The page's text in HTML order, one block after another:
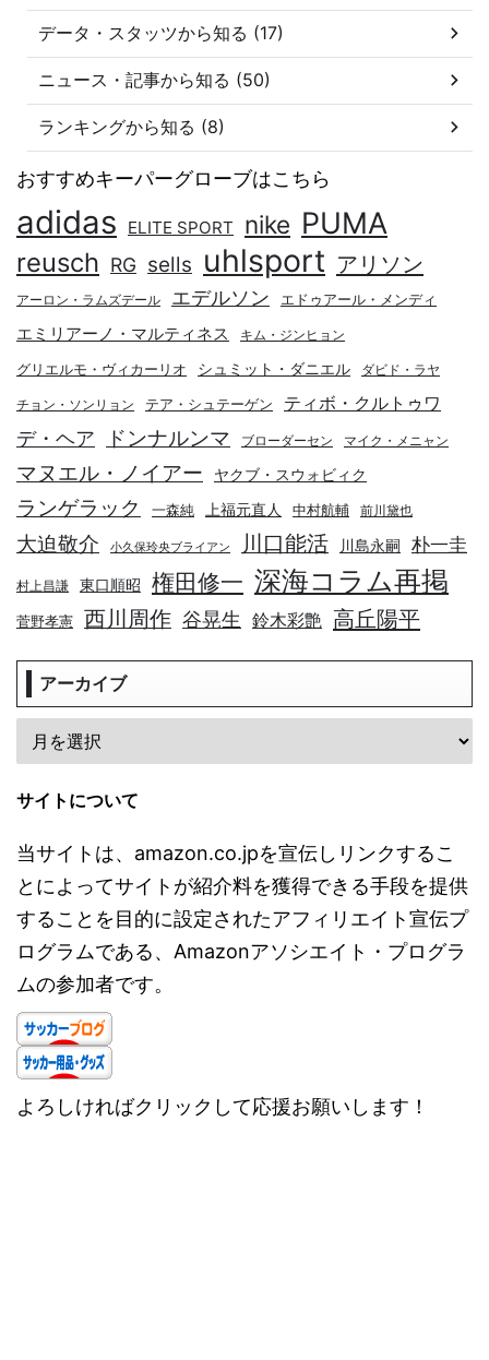
データ・スタッツから知る (17)
ニュース・記事から知る (50)
ランキングから知る (8)
おすすめキーパーグローブはこちら
adidas ELITE SPORT nike PUMA
reusch RG sells uhlsport アリソン
アーロン・ラムズデール エデルソン エドゥアール・メンディ
エミリアーノ・マルティネス キム・ジンヒョン
グリエルモ・ヴィカーリオ シュミット・ダニエル ダビド・ラヤ
チョン・ソンリョン テア・シュテーゲン ティボ・クルトゥワ
デ・ヘア ドンナルンマ ブローダーセン マイク・メニャン
マヌエル・ノイアー ヤクブ・スウォビィク
ランゲラック 一森純 上福元直人 中村航輔 前川黛也
大迫敬介 小久保玲央ブライアン 川口能活 川島永嗣 朴一圭
村上昌謙 東口順昭 権田修一 深海コラム再掲
菅野孝憲 西川周作 谷晃生 鈴木彩艶 高丘陽平
アーカイブ
サイトについて
当サイトは、amazon.co.jpを宣伝しリンクするこ
とによってサイトが紹介料を獲得できる手段を提供
することを目的に設定されたアフィリエイト宣伝プ
ログラムである、Amazonアソシエイト・プログラ
ムの参加者です。
よろしければクリックして応援お願いします！